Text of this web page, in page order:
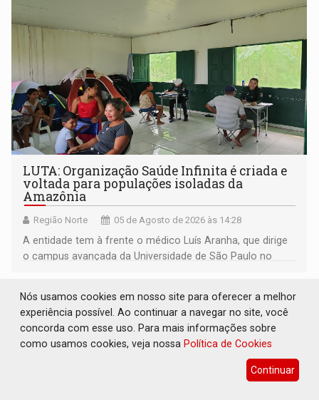
LUTA: Organização Saúde Infinita é criada e
voltada para populações isoladas da
Amazônia
Região Norte 05 de Agosto de 2026 às 14:28
A entidade tem à frente o médico Luís Aranha, que dirige
o campus avançada da Universidade de São Paulo no
Nós usamos cookies em nosso site para oferecer a melhor
experiência possível. Ao continuar a navegar no site, você
concorda com esse uso. Para mais informações sobre
como usamos cookies, veja nossa Política de Cookies
Continuar